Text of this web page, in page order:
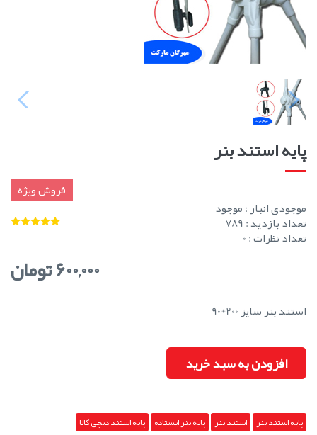
پایه استند بنر
فروش ویژه
موجودی انبار :موجود
تعداد بازدید : 789
تعداد نظرات : 0
600,000 تومان
استند بنر سایز 200*90
افزودن به سبد خرید
پایه استند بنر استند بنر پایه بنر ایستاده پایه استند دیچی کالا